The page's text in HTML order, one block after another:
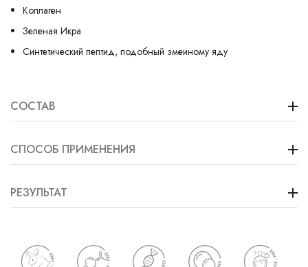
Коллаген
Зеленая Икра
Синтетический пептид, подобный змеиному яду
СОСТАВ
СПОСОБ ПРИМЕНЕНИЯ
РЕЗУЛЬТАТ